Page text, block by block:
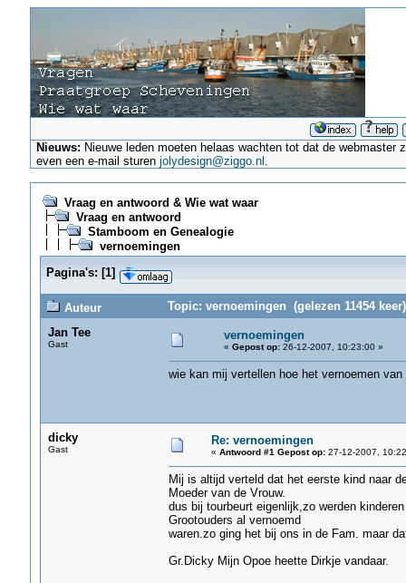
Nieuws: Nieuwe leden moeten helaas wachten tot dat de
even een e-mail sturenjolydesign@ziggo.nl .
Vraag en antwoord & Wie wat waar
Vraag en antwoord
Stamboom en Genealogie
vernoemingen
Pagina's: [1]
Auteur
Topic: vernoemingen (gelezen 11454 keer)
Jan Tee
Gast
vernoemingen
« Gepost op:26-12-2007, 10:23:00 »
wie kan mij vertellen hoe het vernoemen
dicky
Gast
Re: vernoemingen
« Antwoord #1 Gepost op:27-12-2007,
Mij is altijd verteld dat het eerste kind naar
Moeder van de Vrouw.
dus bij tourbeurt eigenlijk,zo werden
Grootouders al vernoemd
waren.zo ging het bij ons in de Fam. maar
Gr.Dicky Mijn Opoe heette Dirkje vandaar.